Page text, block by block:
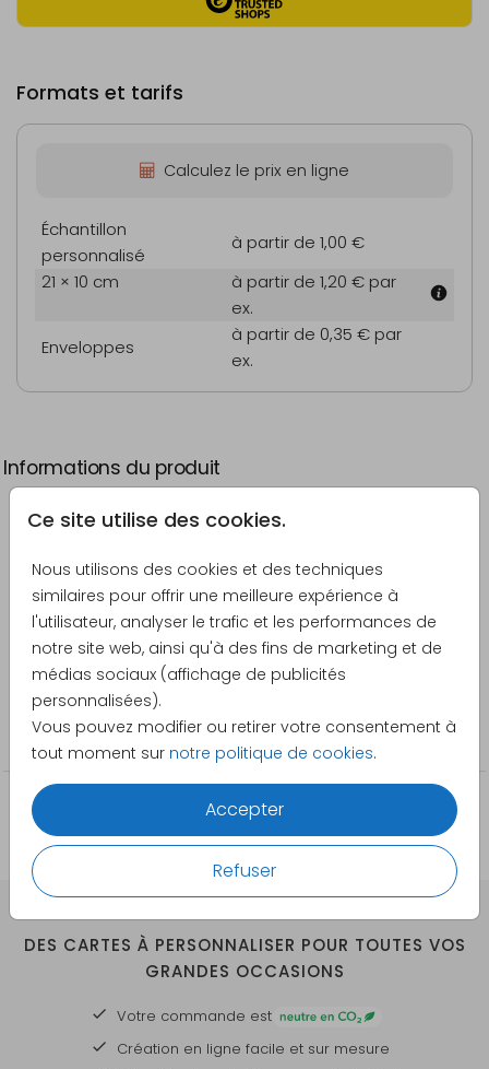
Ce site utilise des cookies.
Nous utilisons des cookies et des techniques
similaires pour offrir une meilleure expérience à
l'utilisateur, analyser le trafic et les performances de
notre site web, ainsi qu'à des fins de marketing et de
médias sociaux (affichage de publicités
personnalisées).
Vous pouvez modifier ou retirer votre consentement à
tout moment sur notre politique de cookies.
Accepter
Refuser
Formats et tarifs
Calculez le prix en ligne
Échantillon
personnalisé
à partir de 1,00 €
21 × 10 cm
à partir de 1,20 € par
ex.
Enveloppes
à partir de 0,35 € par
ex.
Informations du produit
Description
photos.
Créateur
Pretty Orange
Catégorie
Faire-part de mariage
DES CARTES À PERSONNALISER POUR TOUTES VOS
GRANDES OCCASIONS
Votre commande est
Création en ligne facile et sur mesure